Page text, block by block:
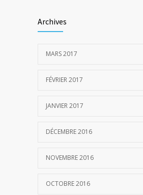
Archives
MARS 2017
FÉVRIER 2017
JANVIER 2017
DÉCEMBRE 2016
NOVEMBRE 2016
OCTOBRE 2016